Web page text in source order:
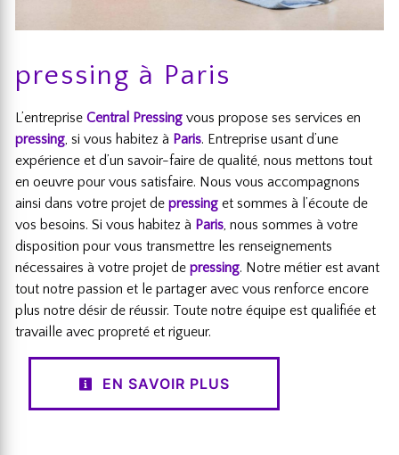
pressing à Paris
L’entreprise Central Pressing vous propose ses services en
pressing, si vous habitez à Paris. Entreprise usant d’une
expérience et d’un savoir-faire de qualité, nous mettons tout
en oeuvre pour vous satisfaire. Nous vous accompagnons
ainsi dans votre projet de pressing et sommes à l’écoute de
vos besoins. Si vous habitez à Paris, nous sommes à votre
disposition pour vous transmettre les renseignements
nécessaires à votre projet de pressing. Notre métier est avant
tout notre passion et le partager avec vous renforce encore
plus notre désir de réussir. Toute notre équipe est qualifiée et
travaille avec propreté et rigueur.
EN SAVOIR PLUS